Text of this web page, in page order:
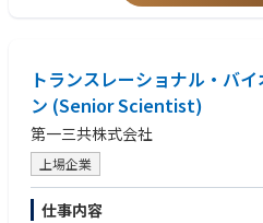
• シニアメンバーや管理職からメンタ
を継続的に追求できること
トランスレーショナル・バ
ン (Senior Scientist)
第一三共株式会社
上場企業
仕事内容